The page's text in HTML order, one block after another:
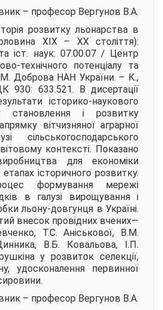
– професор Вергунов В.А.
розвитку льонарства в
ХІХ – ХХ століття):
іст. наук: 07.00.07 / Центр
технічного потенціалу та
Доброва НАН України. – К.,
930: 633.521. В дисертації
історико-наукового
становлення і розвитку
вітчизняної аграрної
сільськогосподарського
контексті. Показано
для економіки
історичного розвитку.
формування мережі
в галузі вирощування і
льону-довгунця в Україні.
внесок провідних вчених—
Т.С. Аніськової, В.М.
В.Б. Ковальова, І.П.
у розвиток селекції,
удосконалення первинної
– професор Вергунов В.А.